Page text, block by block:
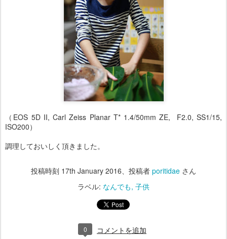
（EOS 5D II, Carl Zeiss Planar T* 1.4/50mm ZE, F2.0, SS1/15,
ISO200）
調理しておいしく頂きました。
投稿時刻 17th January 2016 、投稿者 poritidae さん
ラベル: なんでも 子供
0 コメントを追加